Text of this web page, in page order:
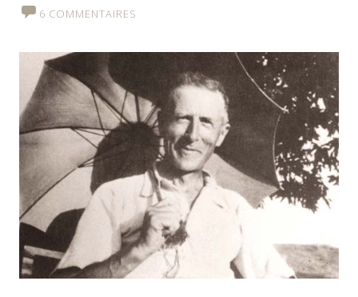
6 COMMENTAIRES